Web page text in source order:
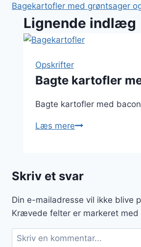
Bagekartofler med grøntsager
Lignende indlæg
Opskrifter
Bagte kartofler
Bagte kartofler med
Læs mereBagte
løg
parmesan
Skriv et svar
Din e-mailadresse vil ikke blive
Krævede felter er markeret med